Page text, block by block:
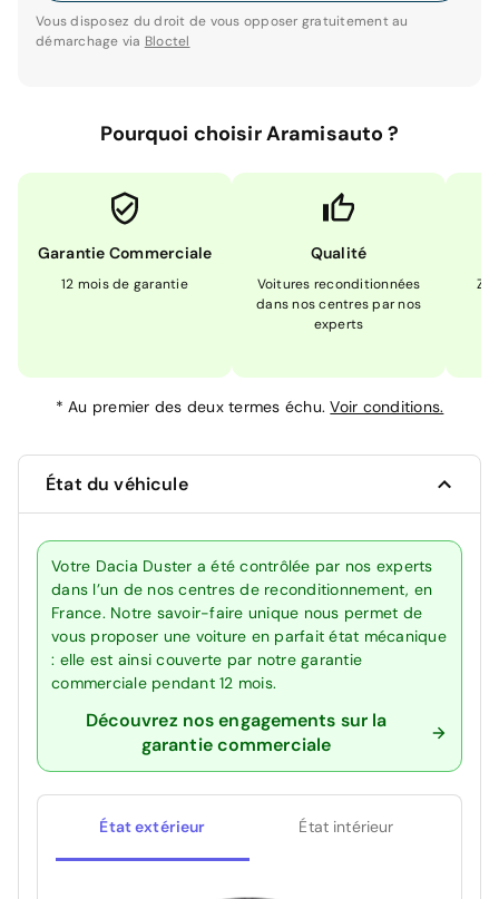
Vous disposez du droit de vous opposer gratuitement au
démarchage via Bloctel
Pourquoi choisir Aramisauto ?
Garantie Commerciale
12 mois de garantie
Qualité
Voitures reconditionnées
dans nos centres par nos
experts
*Au premier des deux termes échu.Voir conditions.
État du véhicule
Votre Dacia Duster a été contrôlée par nos experts
dans l’un de nos centres de reconditionnement, en
France. Notre savoir-faire unique nous permet de
vous proposer une voiture en parfait état mécanique
: elle est ainsi couverte par notre garantie
commerciale pendant 12 mois.
Découvrez nos engagements sur la
garantie commerciale
État extérieur État intérieur